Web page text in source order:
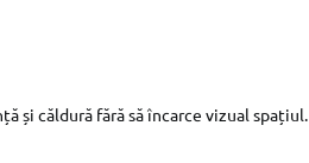
și căldură fără să încarce vizual spațiul.